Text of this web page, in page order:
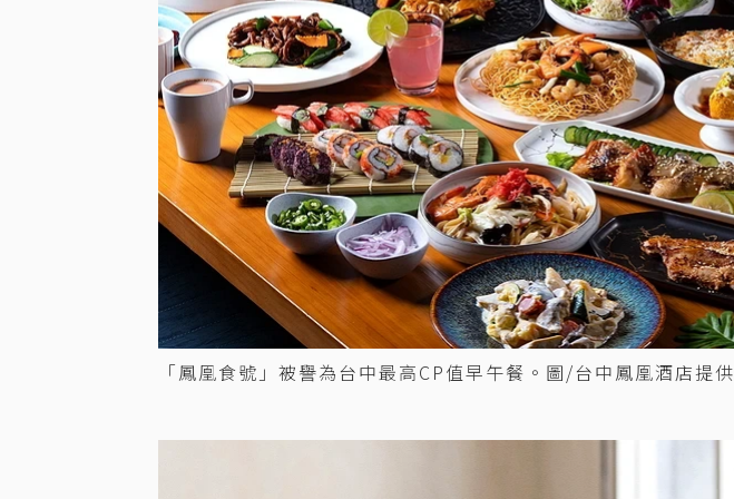
「鳳凰食號」被譽為台中最高CP值早午餐。圖/台中鳳凰酒店提供